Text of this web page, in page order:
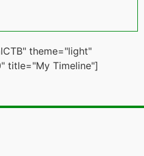
theme="light"
title="My Timeline"]